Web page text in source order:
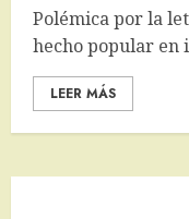
Polémica por la
hecho popular en
LEER MÁS